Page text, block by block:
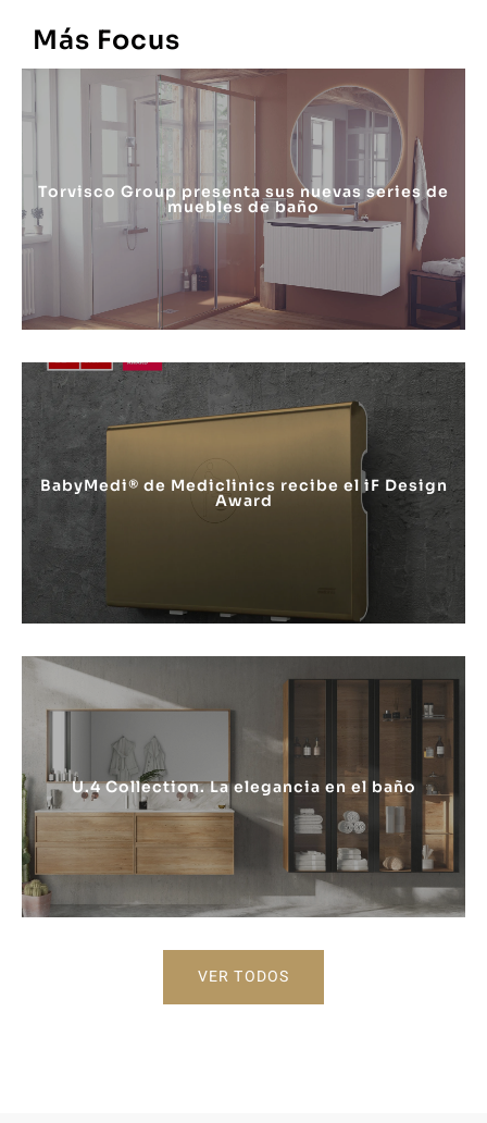
Más Focus
Torvisco Group presenta sus nuevas series de
muebles de baño
BabyMedi® de Mediclinics recibe el iF Design
Award
U.4 Collection. La elegancia en el baño
VER TODOS